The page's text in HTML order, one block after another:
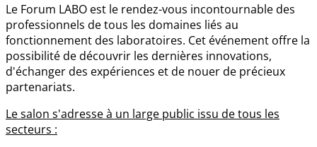
Le Forum LABO est le rendez-vous incontournable des
professionnels de tous les domaines liés au
fonctionnement des laboratoires. Cet événement offre la
possibilité de découvrir les dernières innovations,
d'échanger des expériences et de nouer de précieux
partenariats.
Le salon s'adresse à un large public issu de tous les
secteurs :